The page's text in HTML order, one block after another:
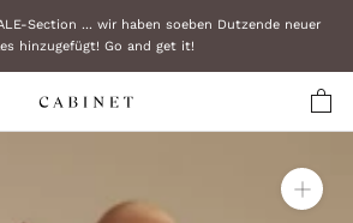
Section ... wir haben soeben Dutzende neuer
hinzugefügt! Go and get it!